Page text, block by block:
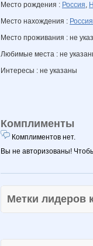
Место рождения : Россия,
Место нахождения : Россия
Место проживания : не
Любимые места : не
Интересы : не указаны
Комплименты
Комплиментов нет.
Вы не авторизованы!
Метки